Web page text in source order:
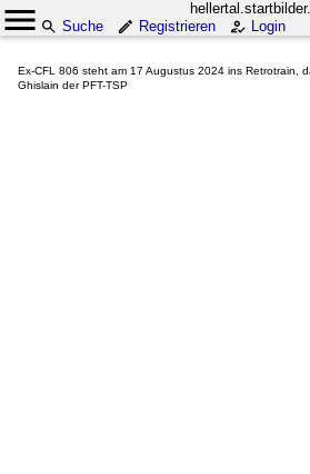
Suche
Registrieren Login
Ex-CFL 806 steht am 17 Augustus 2024 ins Retrotrain,
Ghislain der PFT-TSP